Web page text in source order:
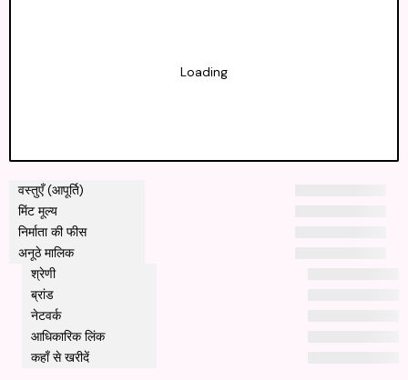
वस्तुएँ (आपूर्ति)
मिंट मूल्य
निर्माता की फीस
अनूठे मालिक
श्रेणी
ब्रांड
नेटवर्क
आधिकारिक लिंक
कहाँ से खरीदें
Loading